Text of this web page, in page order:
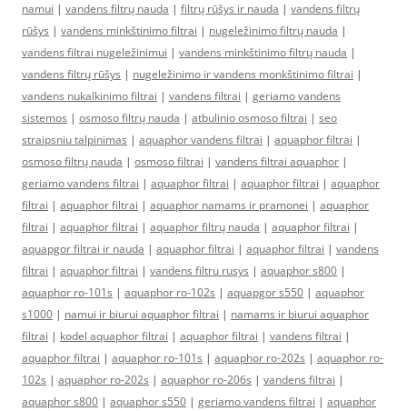
namui | vandens filtrų nauda | filtrų rūšys ir nauda | vandens filtrų
rūšys | vandens minkštinimo filtrai | nugeležinimo filtrų nauda |
vandens filtrai nugeležinimui | vandens minkštinimo filtrų nauda |
vandens filtrų rūšys | nugeležinimo ir vandens monkštinimo filtrai |
vandens nukalkinimo filtrai | vandens filtrai | geriamo vandens
sistemos | osmoso filtrų nauda | atbulinio osmoso filtrai | seo
straipsniu talpinimas | aquaphor vandens filtrai | aquaphor filtrai |
osmoso filtrų nauda | osmoso filtrai | vandens filtrai aquaphor |
geriamo vandens filtrai | aquaphor filtrai | aquaphor filtrai | aquaphor
filtrai | aquaphor filtrai | aquaphor namams ir pramonei | aquaphor
filtrai | aquaphor filtrai | aquaphor filtrų nauda | aquaphor filtrai |
aquapgor filtrai ir nauda | aquaphor filtrai | aquaphor filtrai | vandens
filtrai | aquaphor filtrai | vandens filtru rusys | aquaphor s800 |
aquaphor ro-101s | aquaphor ro-102s | aquapgor s550 | aquaphor
s1000 | namui ir biurui aquaphor filtrai | namams ir biurui aquaphor
filtrai | kodel aquaphor filtrai | aquaphor filtrai | vandens filtrai |
aquaphor filtrai | aquaphor ro-101s | aquaphor ro-202s | aquaphor ro-
102s | aquaphor ro-202s | aquaphor ro-206s | vandens filtrai |
aquaphor s800 | aquaphor s550 | geriamo vandens filtrai | aquaphor